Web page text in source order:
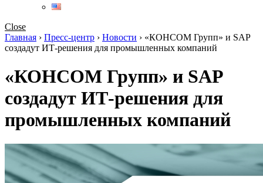
Close
Главная › Пресс-центр › Новости › «КОНСОМ Групп» и SAP
создадут ИТ-решения для промышленных компаний
«КОНСОМ Групп» и SAP
создадут ИТ-решения для
промышленных компаний